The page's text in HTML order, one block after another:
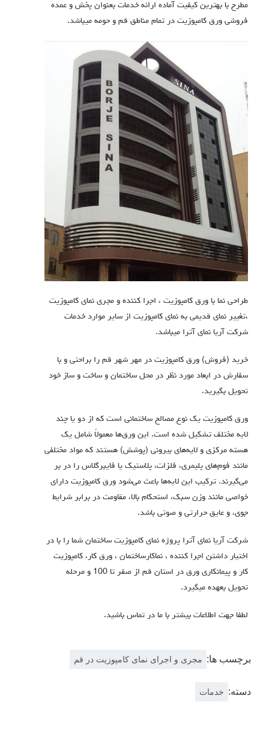
مطرح با بهترین کیفیت آماده ارائه خدمات بعنوان پخش و عمده
فروشی ورق کامپوزیت در تمام مناطق قم و حومه میباشد.
طراحی نما با ورق کامپوزیت ، اجرا کننده و مجری نمای کامپوزیت
،تغییر نمای قدیمی به نمای کامپوزیت از سایر موارد خدمات
شرکت آریا نمای آترا میباشد.
خرید (فروش) ورق کامپوزیت در مهر شهر قم را براحتی و با
سفارش در ابعاد مورد نظر در محل ساختمان و ساخت و ساز خود
تحویل بگیرید.
ورق کامپوزیت یک نوع مصالح ساختمانی است که از دو یا چند
لایه مختلف تشکیل شده است. این ورق‌ها معمولاً شامل یک
هسته مرکزی و لایه‌های بیرونی (پوشش) هستند که مواد مختلفی
مانند فوم‌های پلیمری، فلزات، پلاستیک یا فایبرگلاس را در بر
می‌گیرند. ترکیب این لایه‌ها باعث می‌شود ورق کامپوزیت دارای
خواصی مانند وزن سبک، استحکام بالا، مقاومت در برابر شرایط
جوی، و عایق حرارتی و صوتی باشد.
شرکت آریا نمای آترا پروژه نمای کامپوزیت ساختمان شما را با در
اختیار داشتن اجرا كننده ، نماكارساختمان ، ورق كار، كامپوزيت
كار و پيمانكاری ورق در استان قم از صفر تا 100 و مرحله
تحویل بعهده میگیرد.
لطفا جهت اطلاعات بیشتر با ما در تماس باشید.
برچسب ها: مجری و اجرای نمای کامپوزیت در قم
دسته: خدمات